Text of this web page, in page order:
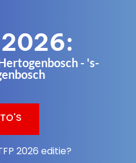
2026:
- 's-
2026 editie?